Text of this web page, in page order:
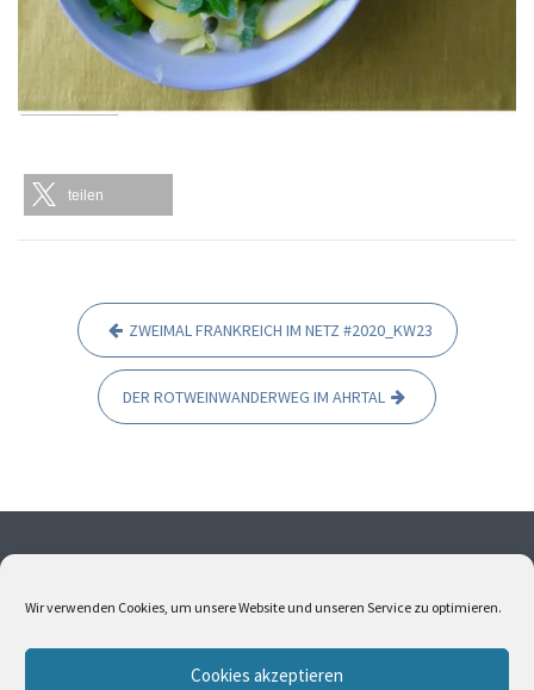
Wir verwenden Cookies, um unsere Website und unseren Service zu optimieren.
Cookies akzeptieren
teilen
a
g
s
a
ZWEIMAL FRANKREICH IM NETZ #2020_KW23
DER ROTWEINWANDERWEG IM AHRTAL
Ohne meine Einwilligung dürfen weder Fotos noch Texte
urheberrechtlich geschützt. Bitte kontaktieren Sie mich,
wenn Sie Interesse an Bildern oder Texten haben.